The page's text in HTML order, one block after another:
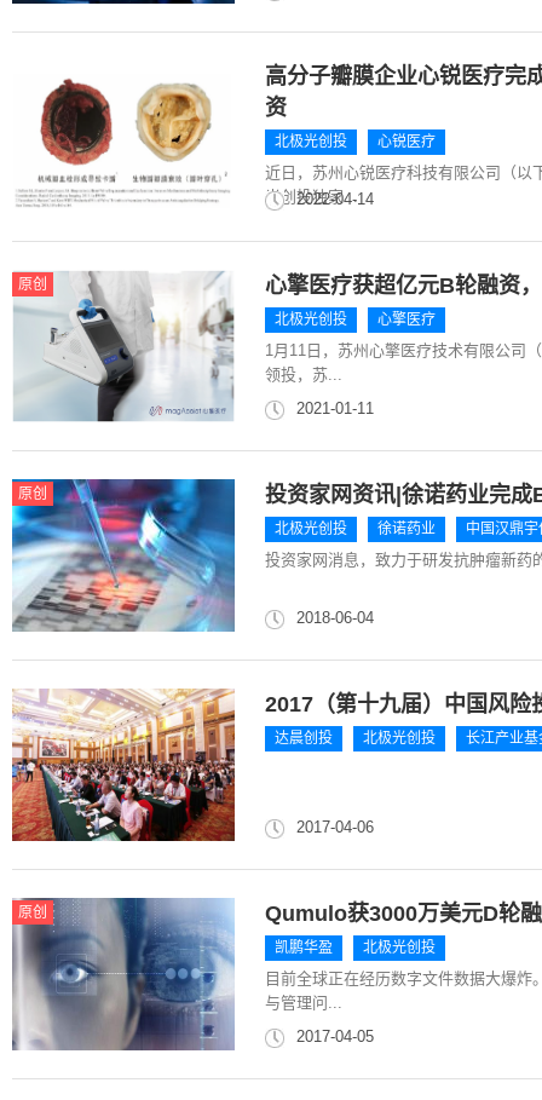
高分子瓣膜企业心锐医疗完
资
北极光创投 心锐医疗
近日，苏州心锐医疗科技有限公司（以
光创投独家...
2022-04-14
原创 心擎医疗获超亿元B轮融资
北极光创投 心擎医疗
1月11日，苏州心擎医疗技术有限公司
领投，苏...
2021-01-11
原创 投资家网资讯|徐诺药业完
北极光创投 徐诺药业 中国汉鼎宇
投资家网消息，致力于研发抗肿瘤新
2018-06-04
2017（第十九届）中国风险
达晨创投 北极光创投 长江产业基
2017-04-06
原创 Qumulo获3000万美元D轮
凯鹏华盈 北极光创投
目前全球正在经历数字文件数据大爆
与管理问...
2017-04-05